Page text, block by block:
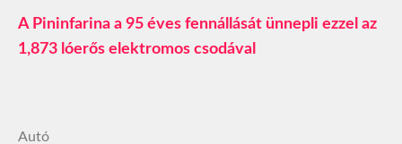
A Pininfarina a 95 éves fennállását ünnepli ezzel az
1,873 lóerős elektromos csodával
Autó